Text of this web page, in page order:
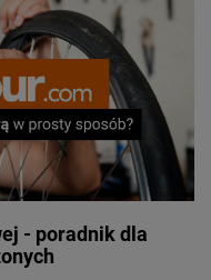
- poradnik dla